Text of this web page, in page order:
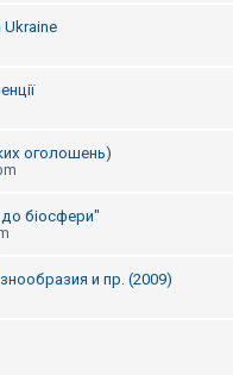
Ukraine
оголошень)
біосфери"
и пр. (2009)